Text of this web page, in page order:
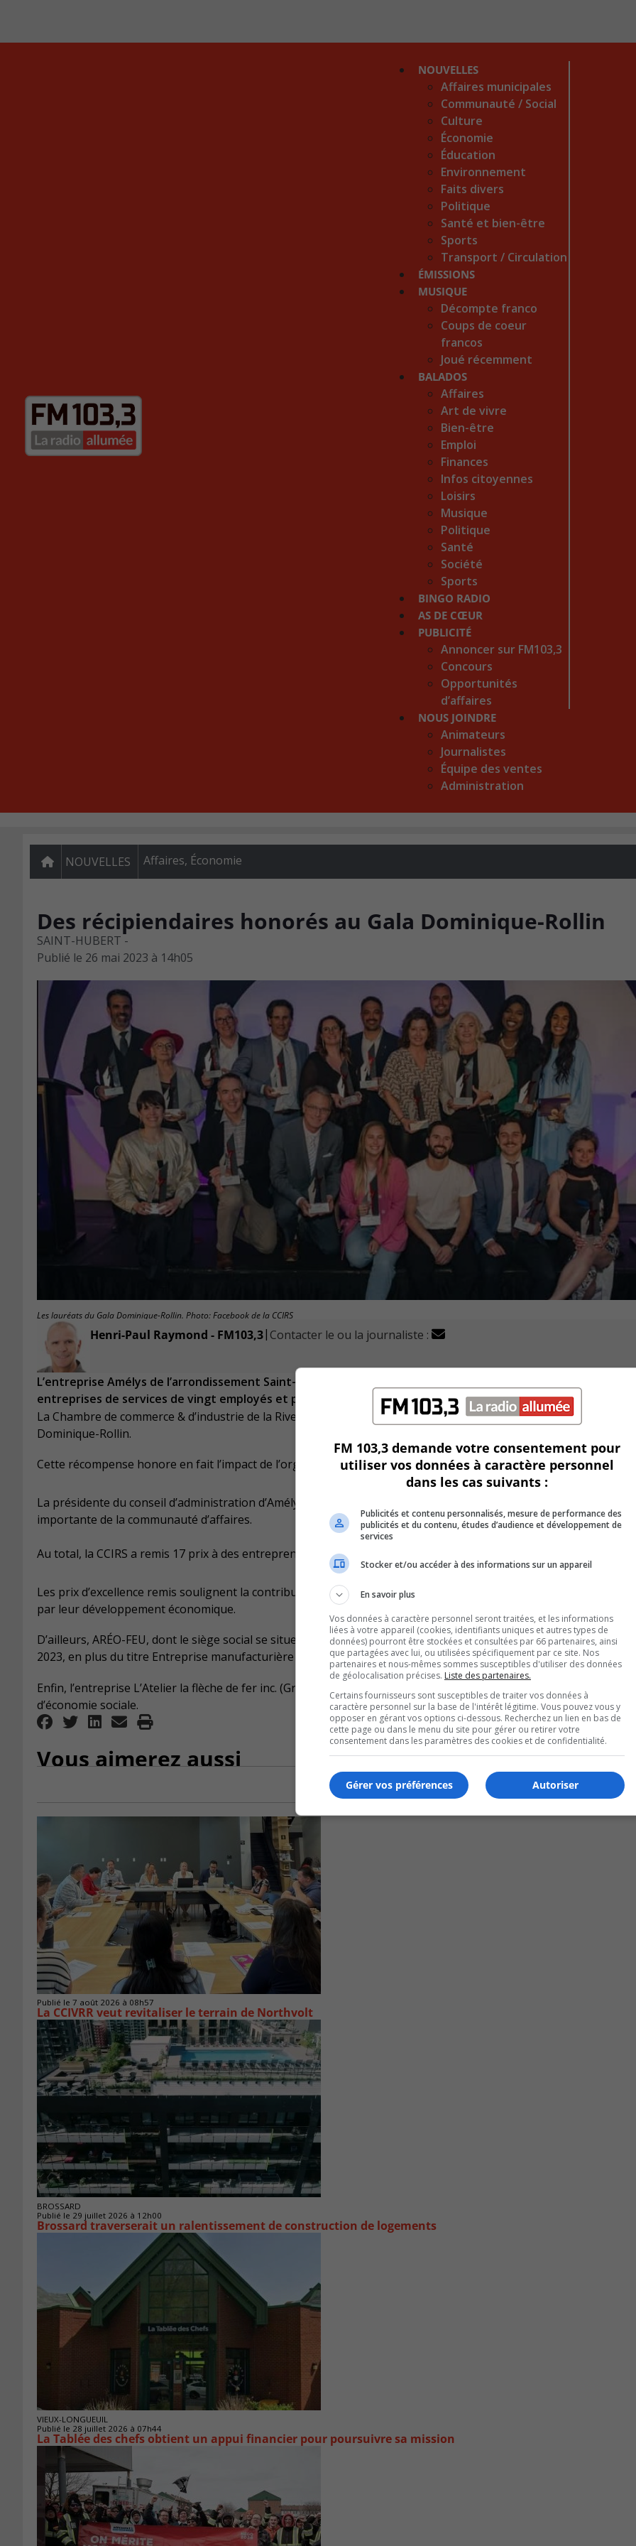
NOUVELLES
Affaires municipales
Communauté / Social
Culture
Économie
Éducation
Environnement
Faits divers
Politique
Santé et bien-être
Sports
Transport / Circulation
ÉMISSIONS
MUSIQUE
Décompte franco
Coups de coeur
francos
Joué récemment
BALADOS
Affaires
Art de vivre
Bien-être
Emploi
Finances
Infos citoyennes
Loisirs
Musique
Politique
Santé
Société
Sports
BINGO RADIO
AS DE CŒUR
PUBLICITÉ
Annoncer sur FM103,3
Concours
Opportunités
d’affaires
NOUS JOINDRE
Animateurs
Journalistes
Équipe des ventes
Administration
NOUVELLES Affaires, Économie
Des récipiendaires honorés au Gala Dominique-Rollin
SAINT-HUBERT -
Publié le 26 mai 2023 à 14h05
Les lauréats du Gala Dominique-Rollin. Photo: Facebook de la CCIRS
Henri-Paul Raymond - FM103,3| Contacter le ou la journaliste :
L’entreprise Amélys de l’arrondissement Saint-Hubert mérite le prix d’Excellence dans la catégorie des
entreprises de services de vingt employés et plus.
La Chambre de commerce & d’industrie de la Rive-Sud a remis le prix aux dirigeants d’Amélys jeudi soir, lors du
Dominique-Rollin.
Cette récompense honore en fait l’impact de l’organisme au sein de son milieu et envers ses employés.
La présidente du conseil d’administration d’Amélys, Dolorès Lévesque, a dit qu’il s’agit là d’une reconnaissance
importante de la communauté d’affaires.
Au total, la CCIRS a remis 17 prix à des entrepreneurs méritoires lors de ce 39 gala à l’hôtel Mortagne à
Les prix d’excellence remis soulignent la contribution exceptionnelle des entreprises de la région à la grande
par leur développement économique.
D’ailleurs, ARÉO-FEU, dont le siège social se situe à Saint-Hubert, a remporté le prestigieux prix Entreprise de
2023, en plus du titre Entreprise manufacturière et/ou de distribution de 10 M$ et plus.
Enfin, l’entreprise L’Atelier la flèche de fer inc. (Groupe AFFI) est la toute première lauréate du prix Entreprise
d’économie sociale.
Vous aimerez aussi
Publié le 7 août 2026 à 08h57
La CCIVRR veut revitaliser le terrain de Northvolt
BROSSARD
Publié le 29 juillet 2026 à 12h00
Brossard traverserait un ralentissement de construction de logements
VIEUX-LONGUEUIL
Publié le 28 juillet 2026 à 07h44
La Tablée des chefs obtient un appui financier pour poursuivre sa mission
FM 103,3 demande votre consentement pour
utiliser vos données à caractère personnel
dans les cas suivants :
Publicités et contenu personnalisés, mesure de performance des
publicités et du contenu, études d’audience et développement de
services
Stocker et/ou accéder à des informations sur un appareil
En savoir plus
Vos données à caractère personnel seront traitées, et les informations
liées à votre appareil (cookies, identifiants uniques et autres types de
données) pourront être stockées et consultées par 66 partenaires, ainsi
que partagées avec lui, ou utilisées spécifiquement par ce site. Nos
partenaires et nous-mêmes sommes susceptibles d'utiliser des données
de géolocalisation précises. Liste des partenaires.
Certains fournisseurs sont susceptibles de traiter vos données à
caractère personnel sur la base de l'intérêt légitime. Vous pouvez vous y
opposer en gérant vos options ci-dessous. Recherchez un lien en bas de
cette page ou dans le menu du site pour gérer ou retirer votre
consentement dans les paramètres des cookies et de confidentialité.
Autoriser
Gérer vos préférences